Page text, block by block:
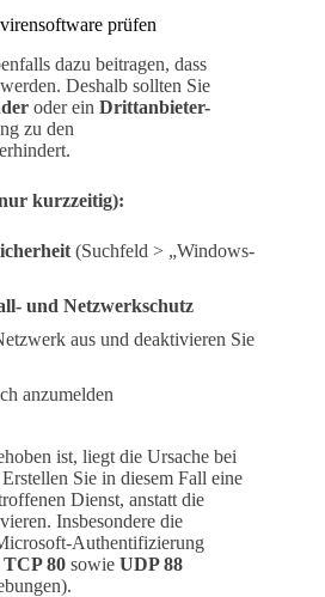
prüfen
dazu beitragen, dass
Deshalb sollten Sie
oder ein Drittanbieter-
zu den
kurzzeitig):
(Suchfeld > „Windows-
und Netzwerkschutz
aus und deaktivieren Sie
anzumelden
ist, liegt die Ursache bei
Sie in diesem Fall eine
Dienst, anstatt die
Insbesondere die
Authentifizierung
TCP 80 sowie UDP 88